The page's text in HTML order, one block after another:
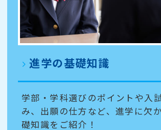
進学の基礎知識
学部・学科選びのポイントや入
み、出願の仕方など、進学に欠
礎知識をご紹介！